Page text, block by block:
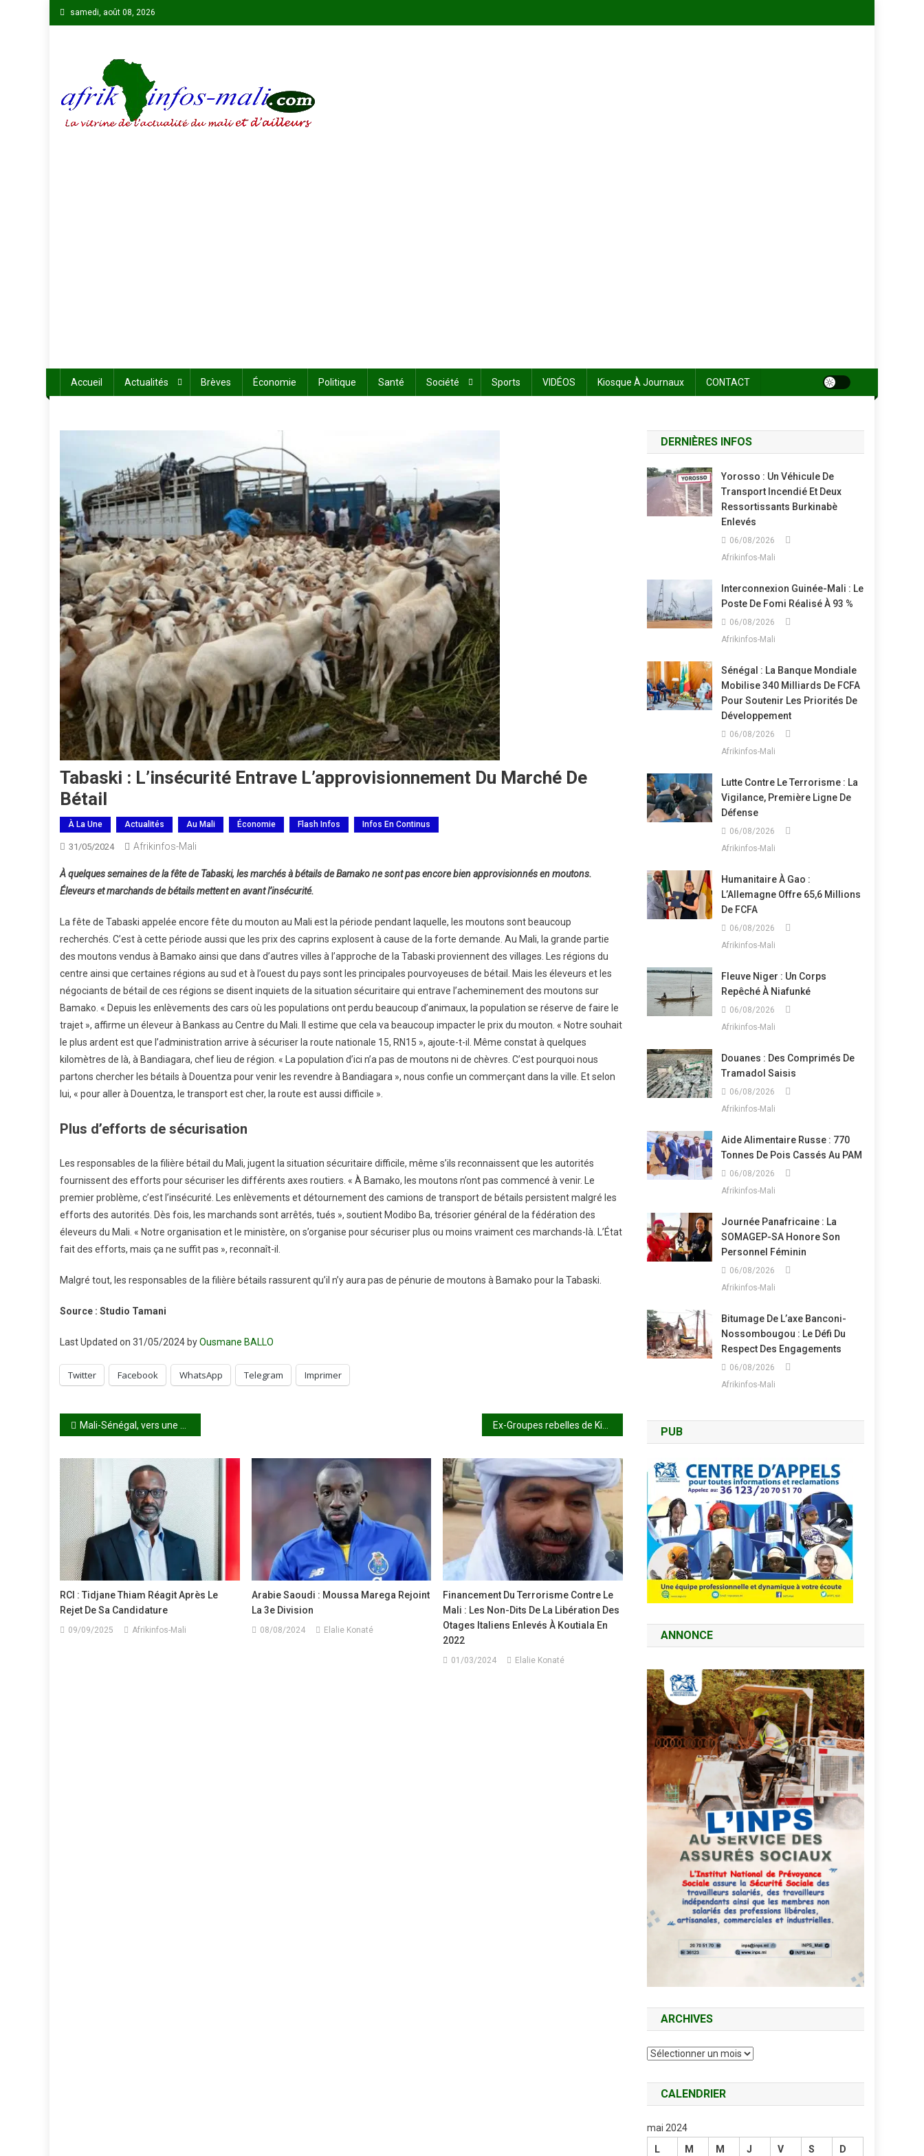
Skip
to
samedi, août 08, 2026
Accueil Actualités Brèves Économie Politique Santé Société Sports VIDÉOS Kiosque À Journaux CONTACT
Tabaski : L’insécurité Entrave L’approvisionnement Du Marché De
Bétail
À La Une Actualités Au Mali Économie Flash Infos Infos En Continus
31/05/2024 Afrikinfos-Mali
À quelques semaines de la fête de Tabaski, les marchés à bétails de Bamako ne sont pas encore bien approvisionnés en moutons.
Éleveurs et marchands de bétails mettent en avant l’insécurité.
La fête de Tabaski appelée encore fête du mouton au Mali est la période pendant laquelle, les moutons sont beaucoup
recherchés. C’est à cette période aussi que les prix des caprins explosent à cause de la forte demande. Au Mali, la grande partie
des moutons vendus à Bamako ainsi que dans d’autres villes à l’approche de la Tabaski proviennent des villages. Les régions du
centre ainsi que certaines régions au sud et à l’ouest du pays sont les principales pourvoyeuses de bétail. Mais les éleveurs et les
négociants de bétail de ces régions se disent inquiets de la situation sécuritaire qui entrave l’acheminement des moutons sur
Bamako. « Depuis les enlèvements des cars où les populations ont perdu beaucoup d’animaux, la population se réserve de faire le
trajet », affirme un éleveur à Bankass au Centre du Mali. Il estime que cela va beaucoup impacter le prix du mouton. « Notre souhait
le plus ardent est que l’administration arrive à sécuriser la route nationale 15, RN15 », ajoute-t-il. Même constat à quelques
kilomètres de là, à Bandiagara, chef lieu de région. « La population d’ici n’a pas de moutons ni de chèvres. C’est pourquoi nous
partons chercher les bétails à Douentza pour venir les revendre à Bandiagara », nous confie un commerçant dans la ville. Et selon
lui, « pour aller à Douentza, le transport est cher, la route est aussi difficile ».
Plus d’efforts de sécurisation
Les responsables de la filière bétail du Mali, jugent la situation sécuritaire difficile, même s’ils reconnaissent que les autorités
fournissent des efforts pour sécuriser les différents axes routiers. « À Bamako, les moutons n’ont pas commencé à venir. Le
premier problème, c’est l’insécurité. Les enlèvements et détournement des camions de transport de bétails persistent malgré les
efforts des autorités. Dès fois, les marchands sont arrêtés, tués », soutient Modibo Ba, trésorier général de la fédération des
éleveurs du Mali. « Notre organisation et le ministère, on s’organise pour sécuriser plus ou moins vraiment ces marchands-là. L’État
fait des efforts, mais ça ne suffit pas », reconnaît-il.
Malgré tout, les responsables de la filière bétails rassurent qu’il n’y aura pas de pénurie de moutons à Bamako pour la Tabaski.
Source : Studio Tamani
Last Updated on 31/05/2024 byOusmane BALLO
Twitter Facebook WhatsApp Telegram Imprimer
Navigation
de
l’article
Mali-Sénégal, vers une coopération renforcée
RCI : Tidjane Thiam Réagit Après Le
Rejet De Sa Candidature
09/09/2025 Afrikinfos-Mali
Arabie Saoudi : Moussa Marega Rejoint
La 3e Division
08/08/2024 Elalie Konaté
Financement Du Terrorisme Contre Le
Mali : Les Non-Dits De La Libération Des
Otages Italiens Enlevés À Koutiala En
2022
01/03/2024 Elalie Konaté
DERNIÈRES INFOS
Yorosso : Un Véhicule De
Transport Incendié Et Deux
Ressortissants Burkinabè
Enlevés
06/08/2026
Afrikinfos-Mali
Interconnexion Guinée-Mali : Le
Poste De Fomi Réalisé À 93 %
06/08/2026
Afrikinfos-Mali
Sénégal : La Banque Mondiale
Mobilise 340 Milliards De FCFA
Pour Soutenir Les Priorités De
Développement
06/08/2026
Afrikinfos-Mali
Lutte Contre Le Terrorisme : La
Vigilance, Première Ligne De
Défense
06/08/2026
Afrikinfos-Mali
Humanitaire À Gao :
L’Allemagne Offre 65,6 Millions
De FCFA
06/08/2026
Afrikinfos-Mali
Fleuve Niger : Un Corps
Repêché À Niafunké
06/08/2026
Afrikinfos-Mali
Douanes : Des Comprimés De
Tramadol Saisis
06/08/2026
Afrikinfos-Mali
Aide Alimentaire Russe : 770
Tonnes De Pois Cassés Au PAM
06/08/2026
Afrikinfos-Mali
Journée Panafricaine : La
SOMAGEP-SA Honore Son
Personnel Féminin
06/08/2026
Afrikinfos-Mali
Bitumage De L’axe Banconi-
Nossombougou : Le Défi Du
Respect Des Engagements
06/08/2026
Afrikinfos-Mali
PUB
ANNONCE
ARCHIVES
Archives
CALENDRIER
mai 2024
L
M M J V S D